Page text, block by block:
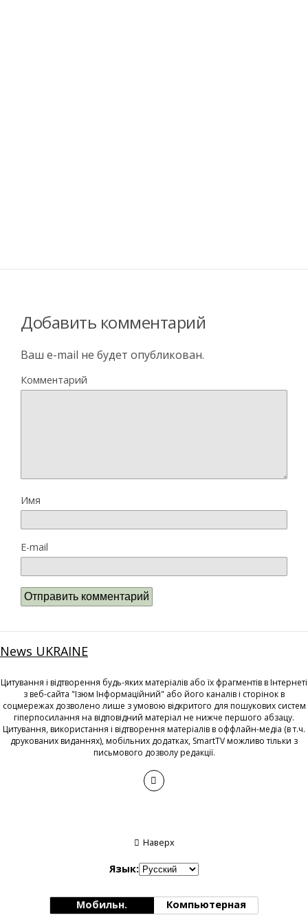
Добавить комментарий
Ваш e-mail не будет опубликован.
Комментарий
Имя
E-mail
News UKRAINE
Цитування і відтворення будь-яких матеріалів або їх фрагментів в Інтернеті
з веб-сайта "Ізюм Інформаційний" або його каналів і сторінок в
соцмережах дозволено лише з умовою відкритого для пошукових систем
гіперпосилання на відповідний матеріал не нижче першого абзацу.
Цитування, використання і відтворення матеріалів в оффлайн-медіа (в т.ч.
друкованих виданнях), мобільних додатках, SmartTV можливо тільки з
письмового дозволу редакції.
Наверх
Язык:
Мобильн. Компьютерная